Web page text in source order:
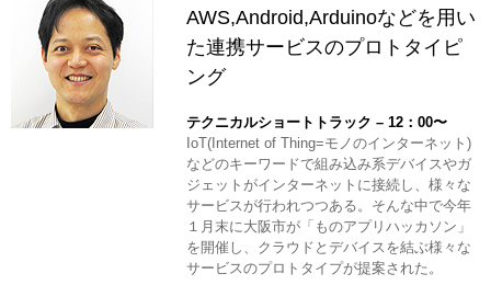
AWS,Android,Arduinoなどを用い
た連携サービスのプロトタイピ
ング
テクニカルショートトラック – 12：00〜
IoT(Internet of Thing=モノのインターネット)
などのキーワードで組み込み系デバイスやガ
ジェットがインターネットに接続し、様々な
サービスが行われつつある。そんな中で今年
１月末に大阪市が「ものアプリハッカソン」
を開催し、クラウドとデバイスを結ぶ様々な
サービスのプロトタイプが提案された。